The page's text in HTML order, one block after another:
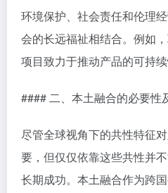
环境保护、社会责任和伦理
会的长远福祉相结合。例如
项目致力于推动产品的可持
#### 二、本土融合的必要性
尽管全球视角下的共性特征
要，但仅仅依靠这些共性并
长期成功。本土融合作为跨